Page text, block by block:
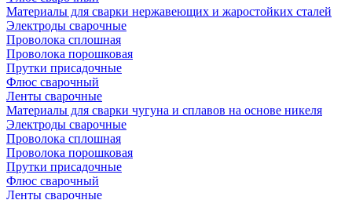
Материалы для сварки нержавеющих и жаростойких сталей
Электроды сварочные
Проволока сплошная
Проволока порошковая
Прутки присадочные
Флюс сварочный
Ленты сварочные
Материалы для сварки чугуна и сплавов на основе никеля
Электроды сварочные
Проволока сплошная
Проволока порошковая
Прутки присадочные
Флюс сварочный
Ленты сварочные